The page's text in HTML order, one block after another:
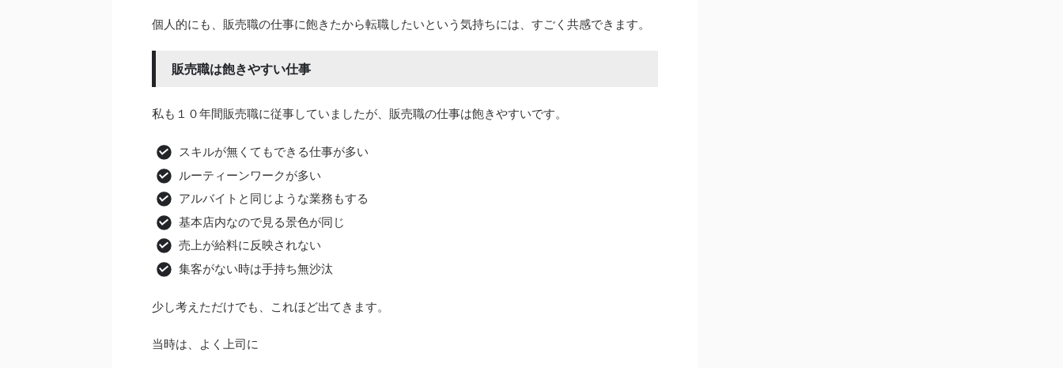
個人的にも、販売職の仕事に飽きたから転職したいという気持ちには、すごく共感できます。
販売職は飽きやすい仕事
私も１０年間販売職に従事していましたが、販売職の仕事は飽きやすいです。
スキルが無くてもできる仕事が多い
ルーティーンワークが多い
アルバイトと同じような業務もする
基本店内なので見る景色が同じ
売上が給料に反映されない
集客がない時は手持ち無沙汰
少し考えただけでも、これほど出てきます。
当時は、よく上司に